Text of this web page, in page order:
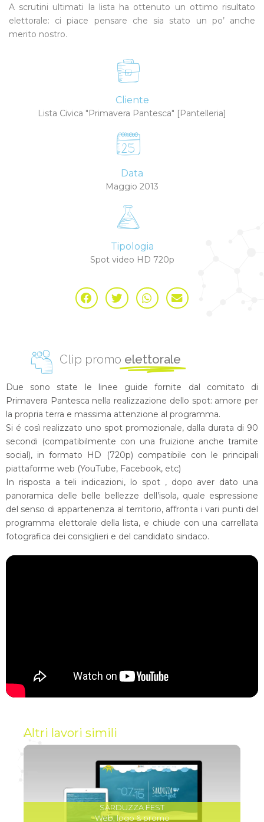
A scrutini ultimati la lista ha ottenuto un ottimo risultato
elettorale: ci piace pensare che sia stato un po’ anche
merito nostro.
Cliente
Lista Civica "Primavera Pantesca" [Pantelleria]
Data
Maggio 2013
Tipologia
Spot video HD 720p
Clip promo elettorale
Due sono state le linee guide fornite dal comitato di
Primavera Pantesca nella realizzazione dello spot: amore per
la propria terra e massima attenzione al programma.
Si é così realizzato uno spot promozionale, dalla durata di 90
secondi (compatibilmente con una fruizione anche tramite
social), in formato HD (720p) compatibile con le principali
piattaforme web (YouTube, Facebook, etc)
In risposta a teli indicazioni, lo spot , dopo aver dato una
panoramica delle belle bellezze dell’isola, quale espressione
del senso di appartenenza al territorio, affronta i vari punti del
programma elettorale della lista, e chiude con una carrellata
fotografica dei consiglieri e del candidato sindaco.
Altri lavori simili
SARDUZZA FEST
Web, logo & promo